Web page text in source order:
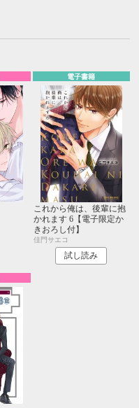
電子書籍
これから俺は、後輩に抱
かれます 6【電子限定か
きおろし付】
佳門サエコ
試し読み